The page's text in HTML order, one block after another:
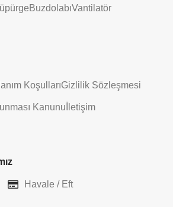
BuzdolabıVantilatör
KoşullarıGizlilik Sözleşmesi
Kanunu İletişim
Havale / Eft